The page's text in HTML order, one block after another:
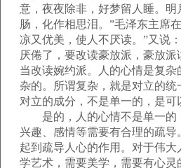
意，夜夜除非，好梦留人睡。明
肠，化作相思泪。”毛泽东主席
凉又优美，使人不厌读。”又说
厌倦了，要改读豪放派，豪放
当改读婉约派。人的心情是复杂
杂的。所谓复杂，就是对立的
对立的成分，不是单一的，是可
是的，人的心情不是单一的
兴趣、感情等需要有合理的疏导
起到疏导人心的作用。对于伟
学艺术，需要美学，需要有心灵